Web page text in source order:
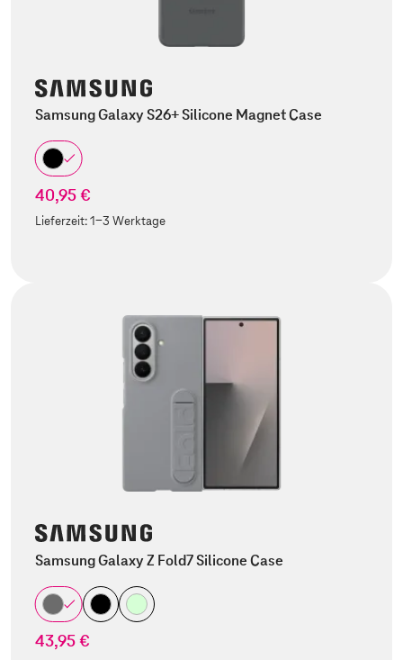
Samsung Galaxy S26+ Silicone Magnet Case
40,95 €
Lieferzeit:1-3 Werktage
Samsung Galaxy Z Fold7 Silicone Case
43,95 €